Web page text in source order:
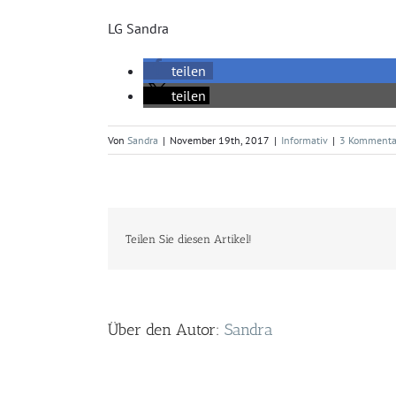
LG Sandra
teilen
teilen
Von Sandra | November 19th, 2017 | Informativ | 3
Teilen Sie diesen Artikel!
Über den Autor: Sandra